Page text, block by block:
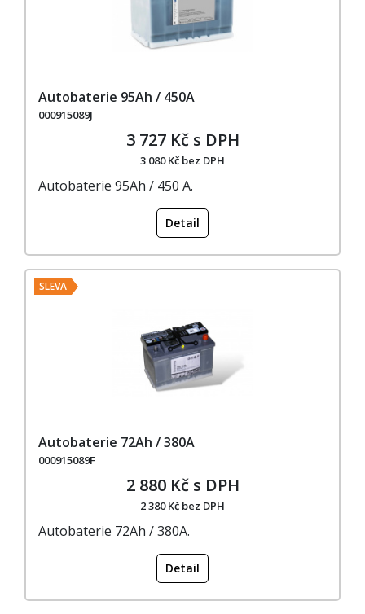
Autobaterie 95Ah / 450A
000915089J
3 727 Kč s DPH
3 080 Kč bez DPH
Autobaterie 95Ah / 450 A.
Detail
SLEVA
Autobaterie 72Ah / 380A
000915089F
2 880 Kč s DPH
2 380 Kč bez DPH
Autobaterie 72Ah / 380A.
Detail